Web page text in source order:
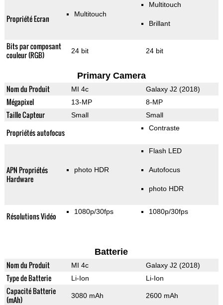
Propriété Ecran Multitouch
Multitouch
Brillant
Bits par composant
couleur (RGB)
24 bit 24 bit
Primary Camera
Nom du Produit MI 4c Galaxy J2 (2018)
Mégapixel 13-MP 8-MP
Taille Capteur Small Small
Propriétés autofocus Contraste
APN Propriétés
Hardware
photo HDR
Flash LED
Autofocus
photo HDR
Résolutions Vidéo 1080p/30fps 1080p/30fps
Batterie
Nom du Produit MI 4c Galaxy J2 (2018)
Type de Batterie Li-Ion Li-Ion
Capacité Batterie
(mAh)
3080 mAh 2600 mAh